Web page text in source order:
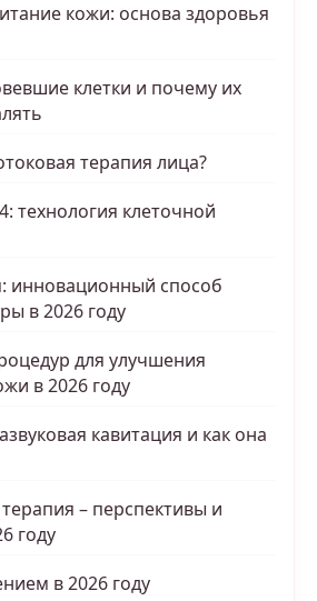
кожи: основа здоровья
клетки и почему их
терапия лица?
технология клеточной
инновационный способ
в 2026 году
для улучшения
в 2026 году
кавитация и как она
– перспективы и
году
в 2026 году